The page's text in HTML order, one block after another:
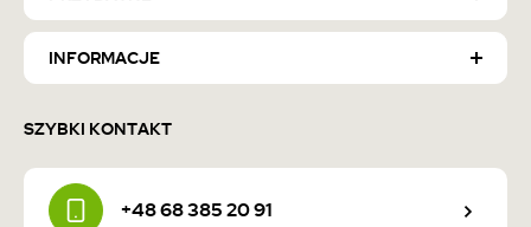
INFORMACJE
SZYBKI KONTAKT
+48 68 385 20 91